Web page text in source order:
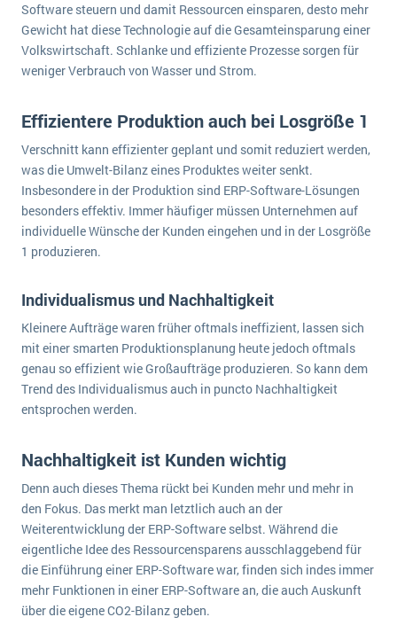
Textil und Mode
Vermietung
Versorgung
Digitale Arbeitsaufträge in Ihrem ERP- oder FSM-System: clever und effizient
MEHR ÜBER ERP-SOFTWARE
ERP News
SAP übernimmt Reltio für eine bessere
Datenintegration
Die „SaaSpocalypse“: Was ist das und was bedeutet es für die Zukunft von Unternehmenssoftware?
SAP investiert mit zwei strategischen Übernahmen in Enterprise-KI
ERP-Trends in der Produktion
NACHRICHTENARCHIV
Software steuern und damit Ressourcen einsparen, desto mehr
Gewicht hat diese Technologie auf die Gesamteinsparung einer
Volkswirtschaft. Schlanke und effiziente Prozesse sorgen für
weniger Verbrauch von Wasser und Strom.
Effizientere Produktion auch bei Losgröße 1
Verschnitt kann effizienter geplant und somit reduziert werden,
was die Umwelt-Bilanz eines Produktes weiter senkt.
Insbesondere in der Produktion sind ERP-Software-Lösungen
besonders effektiv. Immer häufiger müssen Unternehmen auf
individuelle Wünsche der Kunden eingehen und in der Losgröße
1 produzieren.
Individualismus und Nachhaltigkeit
Kleinere Aufträge waren früher oftmals ineffizient, lassen sich
mit einer smarten Produktionsplanung heute jedoch oftmals
genau so effizient wie Großaufträge produzieren. So kann dem
Trend des Individualismus auch in puncto Nachhaltigkeit
entsprochen werden.
Nachhaltigkeit ist Kunden wichtig
Denn auch dieses Thema rückt bei Kunden mehr und mehr in
den Fokus. Das merkt man letztlich auch an der
Weiterentwicklung der ERP-Software selbst. Während die
eigentliche Idee des Ressourcensparens ausschlaggebend für
die Einführung einer ERP-Software war, finden sich indes immer
mehr Funktionen in einer ERP-Software an, die auch Auskunft
über die eigene CO2-Bilanz geben.